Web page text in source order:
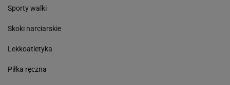
Sporty walki
Skoki narciarskie
Lekkoatletyka
Piłka ręczna